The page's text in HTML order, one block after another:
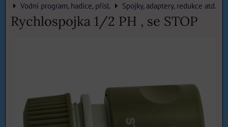
Vodní program, hadice, přísl.
Spojky, adaptery, redukce atd.
Rychlospojka 1/2 PH , se STOP